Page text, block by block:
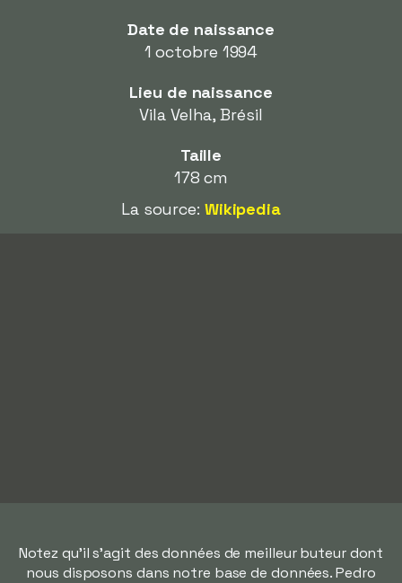
Date de naissance
1 octobre 1994
Lieu de naissance
Vila Velha, Brésil
Taille
178 cm
La source: Wikipedia
Notez qu'il s'agit des données de meilleur buteur dont
nous disposons dans notre base de données. Pedro